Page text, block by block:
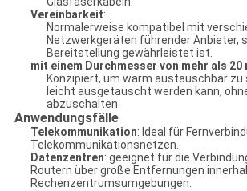
Vereinbarkeit:
Normalerweise kompatibel mit
Netzwerkgeräten führender Anbieter,
Bereitstellung gewährleistet ist.
mit einem Durchmesser von mehr als 20
Konzipiert, um warm austauschbar zu
leicht ausgetauscht werden kann,
abzuschalten.
Anwendungsfälle
Telekommunikation: Ideal für
Telekommunikationsnetzen.
Datenzentren: geeignet für die
Routern über große Entfernungen
Rechenzentrumsumgebungen.